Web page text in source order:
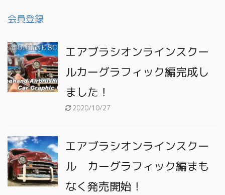
会員登録
エアブラシオンラインスクー
ルカーグラフィック編完成し
ました！
2020/10/27
エアブラシオンラインスクー
ル カーグラフィック編まも
なく発売開始！